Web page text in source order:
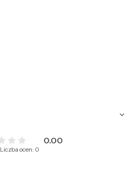
0.00
Liczba ocen: 0